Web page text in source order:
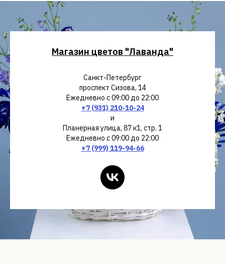
Магазин цветов "Лаванда"
Санкт-Петербург
проспект Сизова, 14
Ежедневно с 09:00 до 22:00
+7 (931) 210-10-24
и
Планерная улица, 87 к1, стр. 1
Ежедневно с 09:00 до 22:00
+7 (999) 119-94-66